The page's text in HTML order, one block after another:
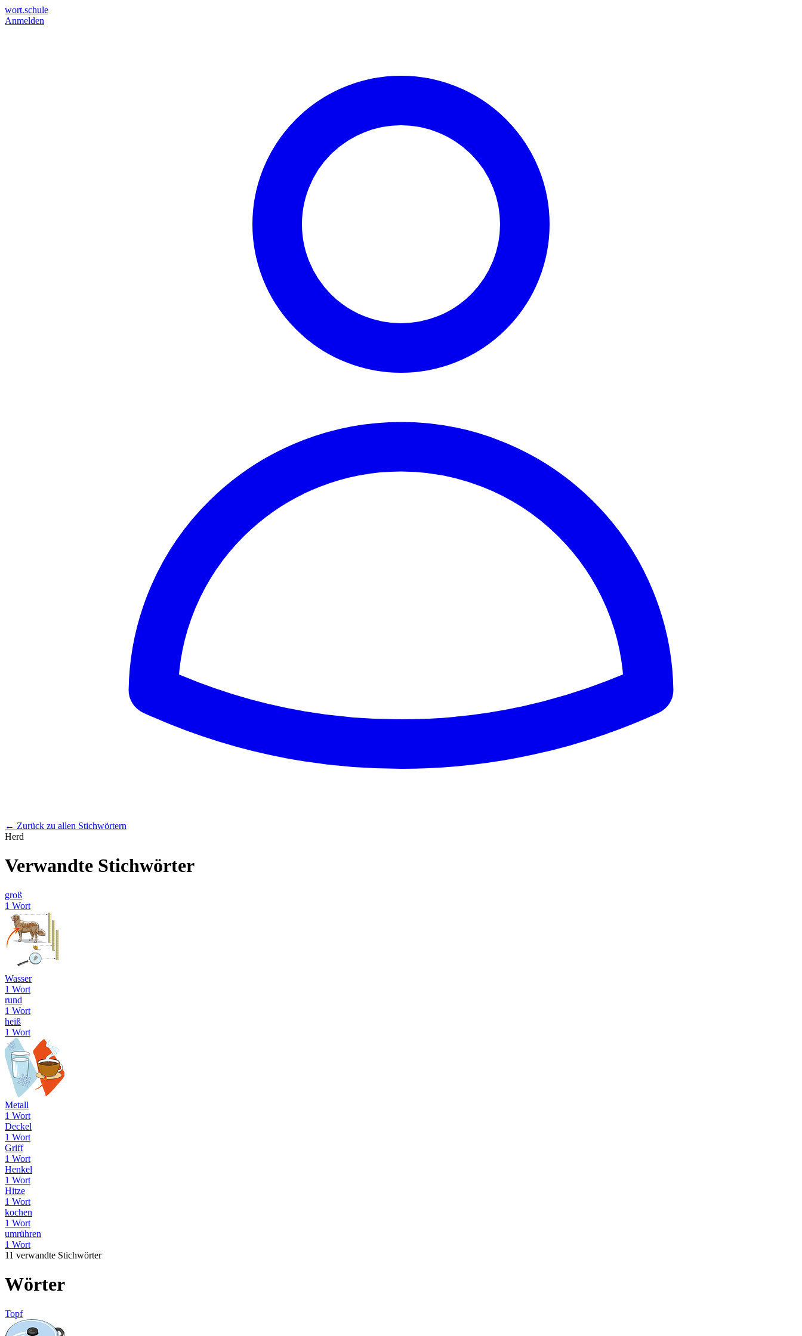
wort.schule
Anmelden
← Zurück zu allen Stichwörtern
Herd
Verwandte Stichwörter
groß
1 Wort
Wasser
1 Wort
rund
1 Wort
heiß
1 Wort
Metall
1 Wort
Deckel
1 Wort
Griff
1 Wort
Henkel
1 Wort
Hitze
1 Wort
kochen
1 Wort
umrühren
1 Wort
11 verwandte Stichwörter
Wörter
Topf